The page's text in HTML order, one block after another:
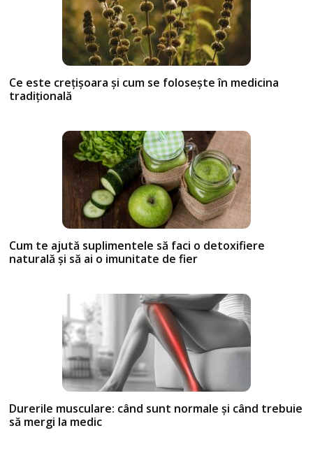
Ce este crețișoara și cum se folosește în medicina
tradițională
Cum te ajută suplimentele să faci o detoxifiere
naturală și să ai o imunitate de fier
Durerile musculare: când sunt normale și când trebuie
să mergi la medic